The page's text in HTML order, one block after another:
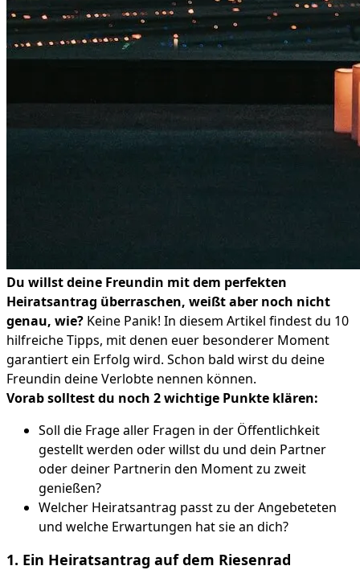
Du willst deine Freundin mit dem perfekten
Heiratsantrag überraschen, weißt aber noch nicht
genau, wie? Keine Panik! In diesem Artikel findest du 10
hilfreiche Tipps, mit denen euer besonderer Moment
garantiert ein Erfolg wird. Schon bald wirst du deine
Freundin deine Verlobte nennen können.
Vorab solltest du noch 2 wichtige Punkte klären:
Soll die Frage aller Fragen in der Öffentlichkeit
gestellt werden oder willst du und dein Partner
oder deiner Partnerin den Moment zu zweit
genießen?
Welcher Heiratsantrag passt zu der Angebeteten
und welche Erwartungen hat sie an dich?
1. Ein Heiratsantrag auf dem Riesenrad